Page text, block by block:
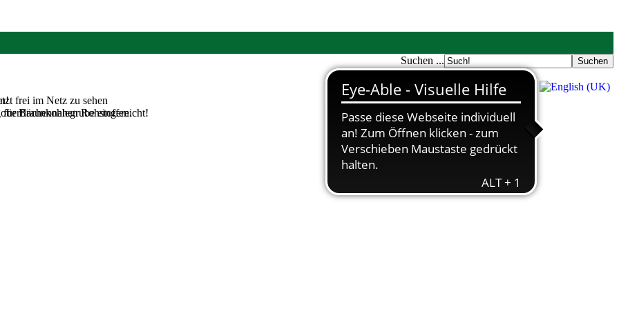
Suchen ...
frei im Netz zu sehen
Rohstoffen.
für Braunkohlegrube eingereicht!